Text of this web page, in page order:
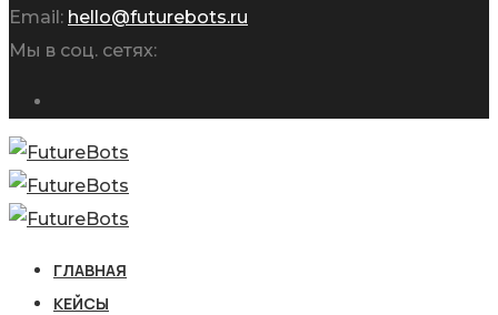
Email: hello@futurebots.ru
Мы в соц. сетях:
ГЛАВНАЯ
КЕЙСЫ